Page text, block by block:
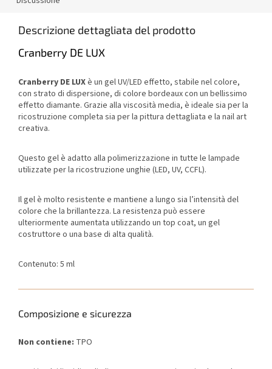
Descrizione dettagliata del prodotto
Cranberry DE LUX
Cranberry DE LUXè un gel UV/LED effetto, stabile nel colore,
con strato di dispersione, di colore bordeaux con un bellissimo
effetto diamante. Grazie alla viscosità media, è ideale sia per la
ricostruzione completa sia per la pittura dettagliata e la nail art
creativa.
Questo gel è adatto alla polimerizzazione in tutte le lampade
utilizzate per la ricostruzione unghie (LED, UV, CCFL).
Il gel è molto resistente e mantiene a lungo sia l’intensità del
colore che la brillantezza. La resistenza può essere
ulteriormente aumentata utilizzando un top coat, un gel
costruttore o una base di alta qualità.
Contenuto: 5 ml
Composizione e sicurezza
Non contiene: TPO